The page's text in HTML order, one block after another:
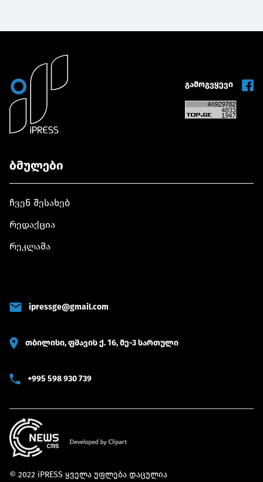
გამოგვყევი
ბმულები
ჩვენ შესახებ
რედაქცია
რეკლამა
ipressge@gmail.com
თბილისი, ფშავის ქ. 16, მე-3 სართული
+995 598 930 739
© 2022 iPRESS ყველა უფლება დაცულია